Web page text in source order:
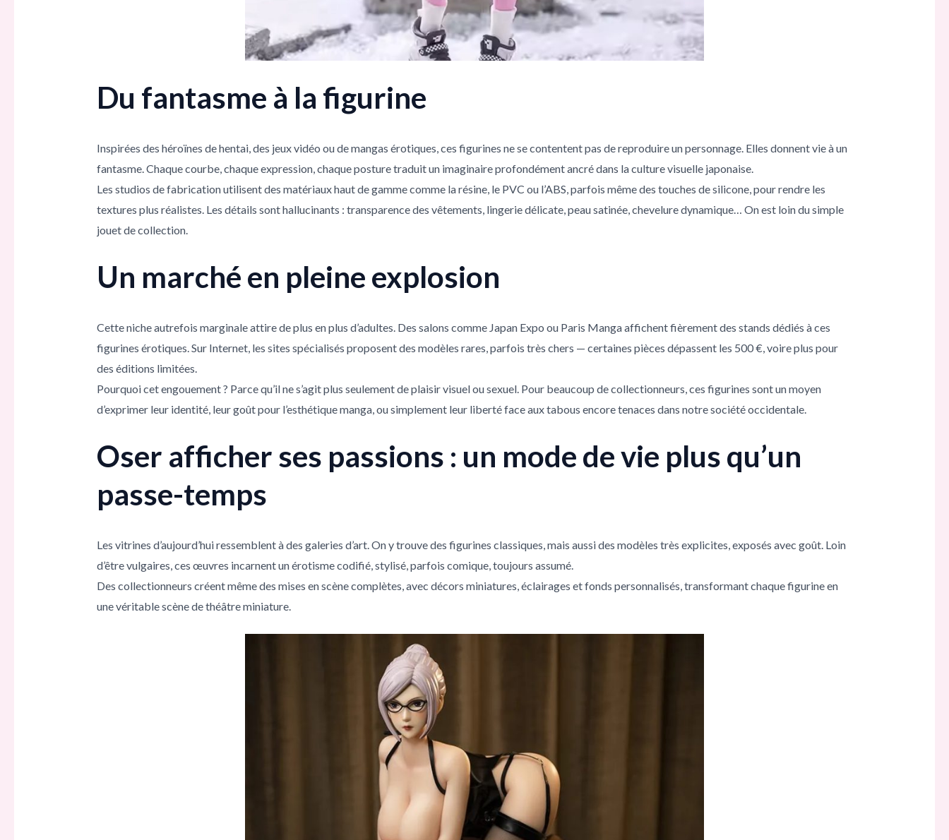
Du fantasme à la figurine
Inspirées des héroïnes de hentai, des jeux vidéo ou de mangas érotiques, ces figurines ne se contentent pas de reproduire un personnage. Elles donnent vie à un
fantasme. Chaque courbe, chaque expression, chaque posture traduit un imaginaire profondément ancré dans la culture visuelle japonaise.
Les studios de fabrication utilisent des matériaux haut de gamme comme la résine, le PVC ou l’ABS, parfois même des touches de silicone, pour rendre les
textures plus réalistes. Les détails sont hallucinants : transparence des vêtements, lingerie délicate, peau satinée, chevelure dynamique… On est loin du simple
jouet de collection.
Un marché en pleine explosion
Cette niche autrefois marginale attire de plus en plus d’adultes. Des salons comme Japan Expo ou Paris Manga affichent fièrement des stands dédiés à ces
figurines érotiques. Sur Internet, les sites spécialisés proposent des modèles rares, parfois très chers — certaines pièces dépassent les 500 €, voire plus pour
des éditions limitées.
Pourquoi cet engouement ? Parce qu’il ne s’agit plus seulement de plaisir visuel ou sexuel. Pour beaucoup de collectionneurs, ces figurines sont un moyen
d’exprimer leur identité, leur goût pour l’esthétique manga, ou simplement leur liberté face aux tabous encore tenaces dans notre société occidentale.
Oser afficher ses passions : un mode de vie plus qu’un
passe-temps
Les vitrines d’aujourd’hui ressemblent à des galeries d’art. On y trouve des figurines classiques, mais aussi des modèles très explicites, exposés avec goût. Loin
d’être vulgaires, ces œuvres incarnent un érotisme codifié, stylisé, parfois comique, toujours assumé.
Des collectionneurs créent même des mises en scène complètes, avec décors miniatures, éclairages et fonds personnalisés, transformant chaque figurine en
une véritable scène de théâtre miniature.